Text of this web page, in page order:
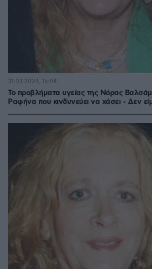
Το προβλήματα υγείας της Νόρας
Ραφήνα που κινδυνεύει να χάσει - Δεν
31.03.2024, 15:04